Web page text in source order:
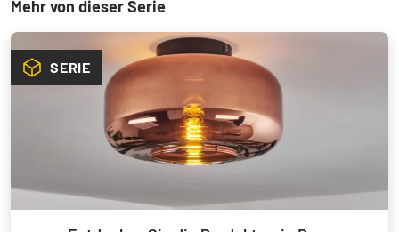
Mehr von dieser Serie
SERIE